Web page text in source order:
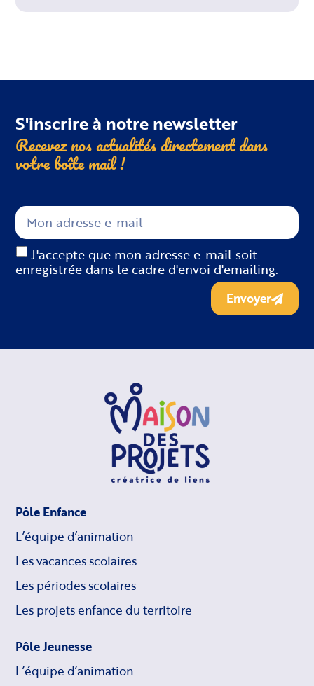
S'inscrire à notre newsletter
Recevez nos actualités directement dans
votre boîtemail !
J'accepte que mon adresse e-mail soit
enregistrée dans le cadre d'envoi d'emailing.
Envoyer
Pôle Enfance
L’équipe d’animation
Les vacances scolaires
Les périodes scolaires
Les projets enfance du territoire
Pôle Jeunesse
L’équipe d’animation